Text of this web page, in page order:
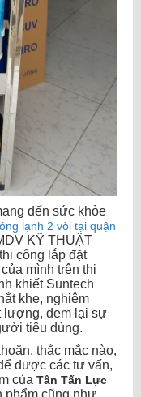
đến sức khỏe
lạnh 2 vòi tại quận
KỸ THUẬT
công lắp đặt
mình trên thị
khiết Suntech
khe, nghiêm
lượng, đem lại sự
tiêu dùng.
thắc mắc nào,
được các tư vấn,
của Tân Tấn Lực
phẩm cũng như